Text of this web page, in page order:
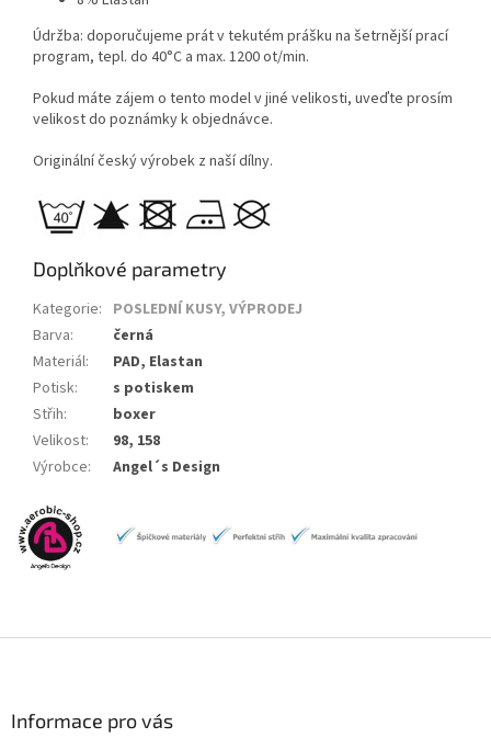
Údržba: doporučujeme prát v tekutém prášku na šetrnější prací
program, tepl. do 40°C a max. 1200 ot/min.
Pokud máte zájem o tento model v jiné velikosti, uveďte prosím
velikost do poznámky k objednávce.
Originální český výrobek z naší dílny.
Doplňkové parametry
Kategorie: POSLEDNÍ KUSY, VÝPRODEJ
Barva:
černá
Materiál:
PAD, Elastan
Potisk:
s potiskem
Střih:
boxer
Velikost:
98, 158
Výrobce: Angel´s Design
Informace pro vás